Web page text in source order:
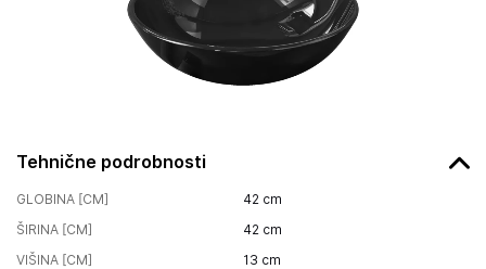
Tehnične podrobnosti
GLOBINA [CM] 42 cm
ŠIRINA [CM]
42 cm
VIŠINA [CM]
13 cm